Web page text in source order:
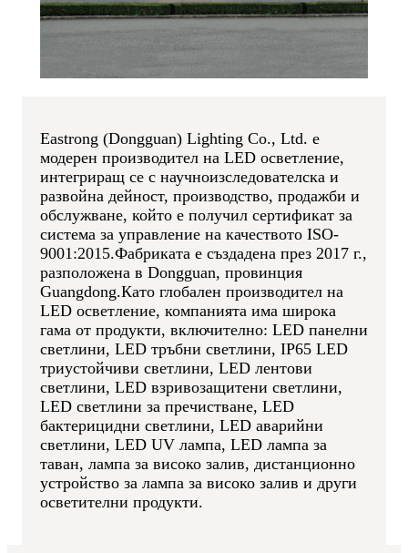
Eastrong (Dongguan) Lighting Co., Ltd. е
модерен производител на LED осветление,
интегриращ се с научноизследователска и
развойна дейност, производство, продажби и
обслужване, който е получил сертификат за
система за управление на качеството ISO-
9001:2015.Фабриката е създадена през 2017 г.,
разположена в Dongguan, провинция
Guangdong.Като глобален производител на
LED осветление, компанията има широка
гама от продукти, включително: LED панелни
светлини, LED тръбни светлини, IP65 LED
триустойчиви светлини, LED лентови
светлини, LED взривозащитени светлини,
LED светлини за пречистване, LED
бактерицидни светлини, LED аварийни
светлини, LED UV лампа, LED лампа за
таван, лампа за високо залив, дистанционно
устройство за лампа за високо залив и други
осветителни продукти.